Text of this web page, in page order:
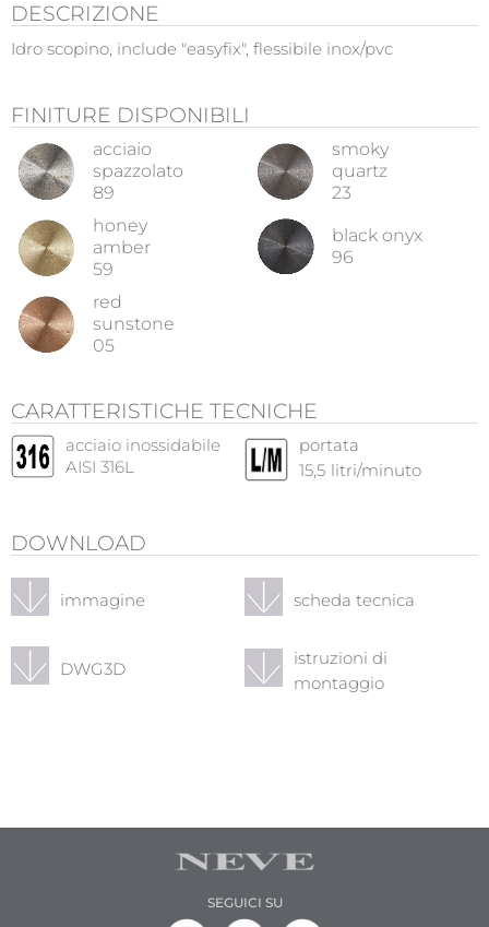
DESCRIZIONE
Idro scopino, include "easyfix", flessibile inox/pvc
FINITURE DISPONIBILI
acciaio
spazzolato
89
smoky
quartz
23
honey
amber
59
black onyx
96
red
sunstone
05
CARATTERISTICHE TECNICHE
acciaio inossidabile
AISI 316L
portata
15,5 litri/minuto
DOWNLOAD
immagine scheda tecnica
DWG3D
istruzioni di
montaggio
SEGUICI SU